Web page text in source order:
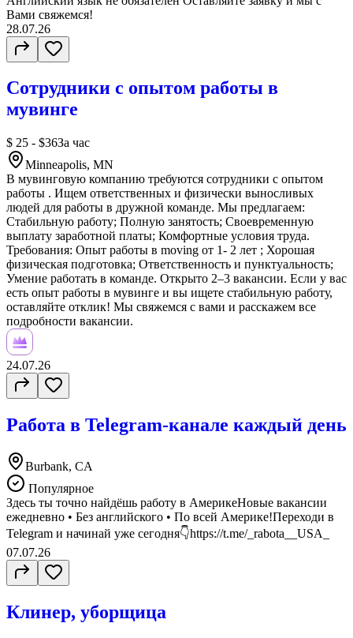
Вами свяжемся!
28.07.26
Сотрудники с опытом работы в
мувинге
$ 25 - $36За час
Minneapolis, MN
В мувинговую компанию требуются сотрудники с опытом
работы . Ищем ответственных и физически выносливых
людей для работы в дружной команде. Мы предлагаем:
Стабильную работу; Полную занятость; Своевременную
выплату заработной платы; Комфортные условия труда.
Требования: Опыт работы в moving от 1- 2 лет ; Хорошая
физическая подготовка; Ответственность и пунктуальность;
Умение работать в команде. Открыто 2–3 вакансии. Если у вас
есть опыт работы в мувинге и вы ищете стабильную работу,
оставляйте отклик! Мы свяжемся с вами и расскажем все
подробности вакансии.
24.07.26
Работа в Telegram-канале каждый день
Burbank, CA
Популярное
Здесь ты точно найдёшь работу в АмерикеНовые вакансии
ежедневно • Без английского • По всей Америке!Переходи в
Telegram и начинай уже сегодня👇https://t.me/_rabota__USA_
07.07.26
Клинер, уборщица